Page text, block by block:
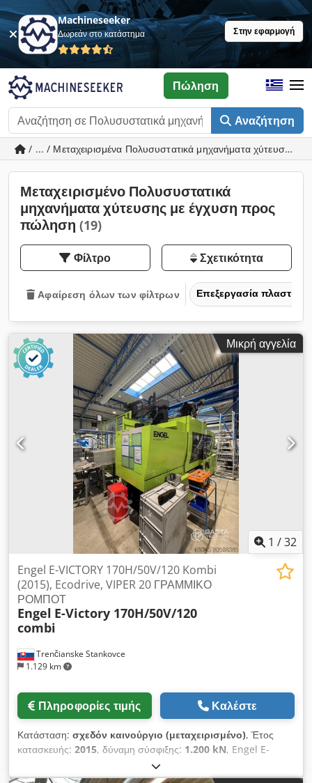
Machineseeker
Δωρεάν στο κατάστημα Στην εφαρμογή
Αναζήτηση
Πώληση
/ ... / Μεταχειρισμένα Πολυσυστατικά μηχανήματα χύτευσης
Μεταχειρισμένο Πολυσυστατικά
μηχανήματα χύτευσης με έγχυση προς
πώληση (19)
Φίλτρο Σχετικότητα
Αφαίρεση όλων των φίλτρων Επεξεργασία
Μικρή αγγελία
1 /32
Trenčianske Stankovce
1.129 km
Engel E-VICTORY 170H/50V/120 Kombi
(2015), Ecodrive, VIPER 20 ΓΡΑΜΜΙΚΟ
ΡΟΜΠΟΤ
Engel E-Victory 170H/50V/120
combi
Πληροφορίες τιμής Καλέστε
Κατάσταση: σχεδόν καινούργιο (μεταχειρισμένο), Έτος
κατασκευής: 2015, δύναμη σύσφιξης: 1.200 kN, Engel E-
Victory 170H/50V/120 combi (2015) 2Κ μηχανή CC300
Έλεγχος Δύναμη κλεισίματος: 1200 kN Ελάχιστο-μέγιστο